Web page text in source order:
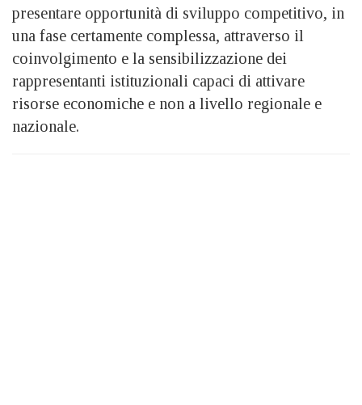
presentare opportunità di sviluppo competitivo, in
una fase certamente complessa, attraverso il
coinvolgimento e la sensibilizzazione dei
rappresentanti istituzionali capaci di attivare
risorse economiche e non a livello regionale e
nazionale.